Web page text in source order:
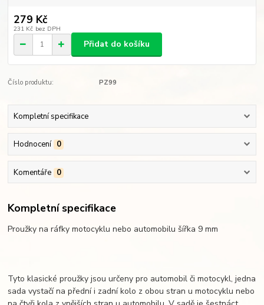
279 Kč
231 Kč bez DPH
Přidat do košíku
Číslo produktu: PZ99
Kompletní specifikace
Hodnocení 0
Komentáře 0
Kompletní specifikace
Proužky na ráfky motocyklu nebo automobilu šířka 9 mm
Tyto klasické proužky jsou určeny pro automobil či motocykl, jedna
sada vystačí na přední i zadní kolo z obou stran u motocyklu nebo